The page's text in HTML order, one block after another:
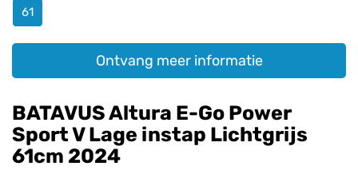
61
Ontvang meer informatie
BATAVUS Altura E-Go Power
Sport V Lage instap Lichtgrijs
61cm 2024